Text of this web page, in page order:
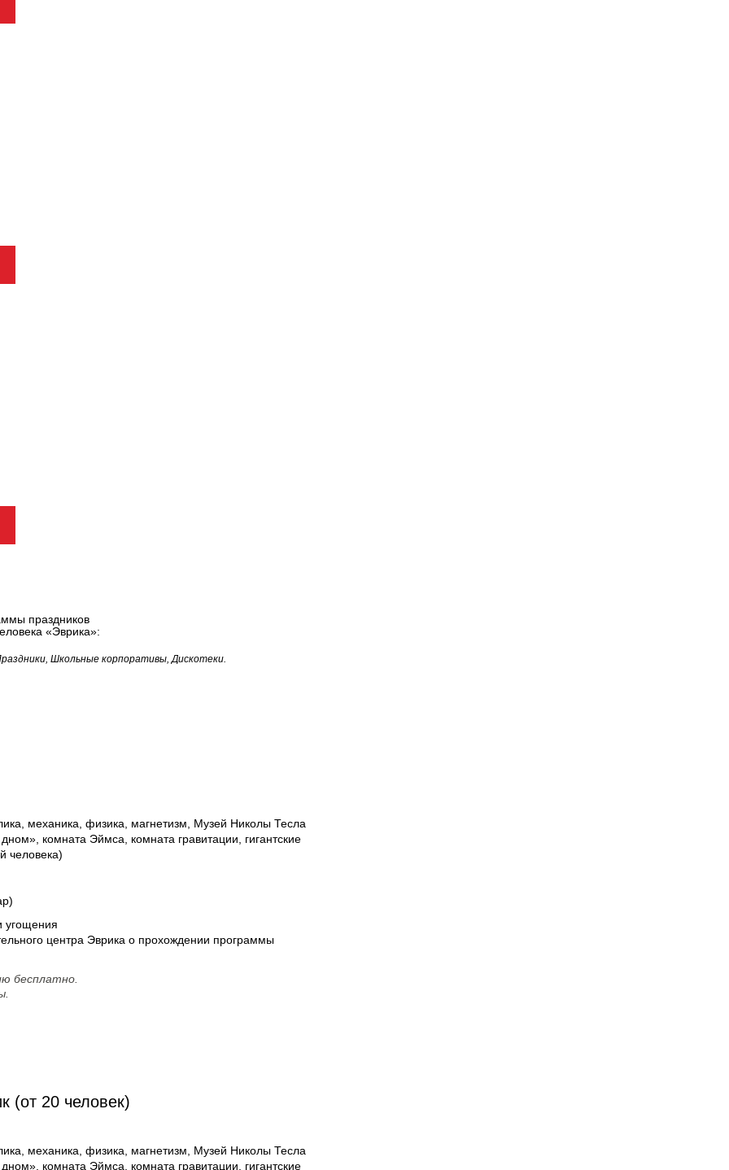
праздников
«Эврика»:
Школьные корпоративы, Дискотеки.
механика, физика, магнетизм, Музей Николы Тесла
комната Эймса, комната гравитации, гигантские
человека)
угощения
центра Эврика о прохождении программы
бесплатно.
(от 20 человек)
механика, физика, магнетизм, Музей Николы Тесла
комната Эймса, комната гравитации, гигантские